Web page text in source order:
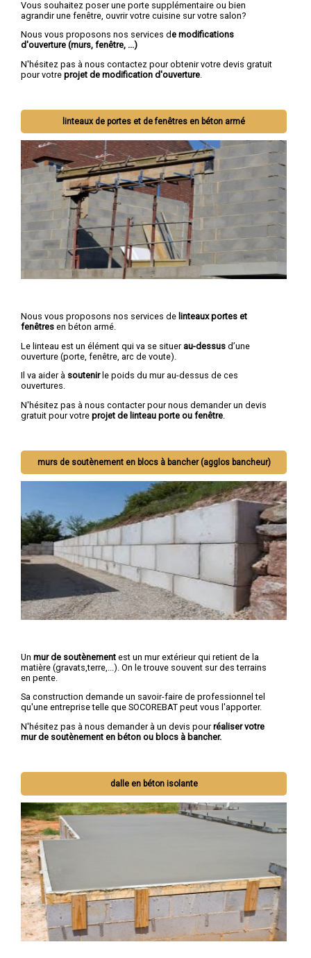
Vous souhaitez poser une porte supplémentaire ou bien
agrandir une fenêtre, ouvrir votre cuisine sur votre salon?
Nous vous proposons nos services de modifications
d'ouverture (murs, fenêtre, ...)
N'hésitez pas à nous contactez pour obtenir votre devis gratuit
pour votre projet de modification d'ouverture.
linteaux de portes et de fenêtres en béton armé
Nous vous proposons nos services de linteaux portes et
fenêtres en béton armé.
Le linteau est un élément qui va se situer au-dessus d’une
ouverture (porte, fenêtre, arc de voute).
Il va aider à soutenirle poids du mur au-dessus de ces
ouvertures.
N'hésitez pas à nous contacter pour nous demander un devis
gratuit pour votre projet de linteau porte ou fenêtre.
murs de soutènement en blocs à bancher (agglos bancheur)
Un mur de soutènement est un mur extérieur qui retient de la
matière (gravats,terre,...). On le trouve souvent sur des terrains
en pente.
Sa construction demande un savoir-faire de professionnel tel
qu'une entreprise telle que SOCOREBAT peut vous l'apporter.
N'hésitez pas à nous demander à un devis pourréaliser votre
mur de soutènement en béton ou blocs à bancher.
dalle en béton isolante